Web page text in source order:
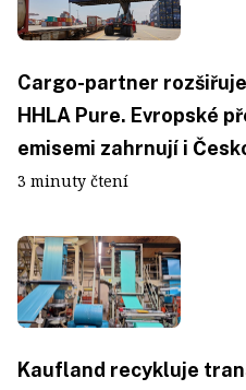
Cargo-partner
HHLA Pure. Evropské
emisemi zahrnují i
3 minuty čtení
Kaufland recykluje